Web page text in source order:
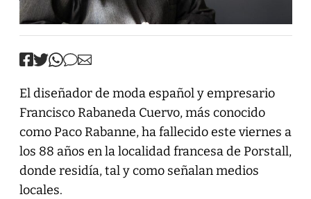
El diseñador de moda español y empresario
Francisco Rabaneda Cuervo, más conocido
como Paco Rabanne, ha fallecido este viernes a
los 88 años en la localidad francesa de Porstall,
donde residía, tal y como señalan medios
locales.